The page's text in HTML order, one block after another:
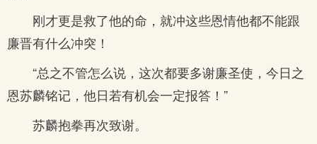
刚才更是救了他的命，就冲这些恩情他都不能跟
廉晋有什么冲突！
“总之不管怎么说，这次都要多谢廉圣使，今日之
恩苏麟铭记，他日若有机会一定报答！”
苏麟抱拳再次致谢。